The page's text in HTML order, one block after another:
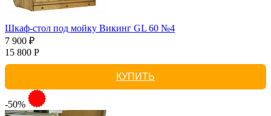
Шкаф-стол под мойку Викинг GL 60 №4
7 900 ₽
15 800 Р
КУПИТЬ
-50%